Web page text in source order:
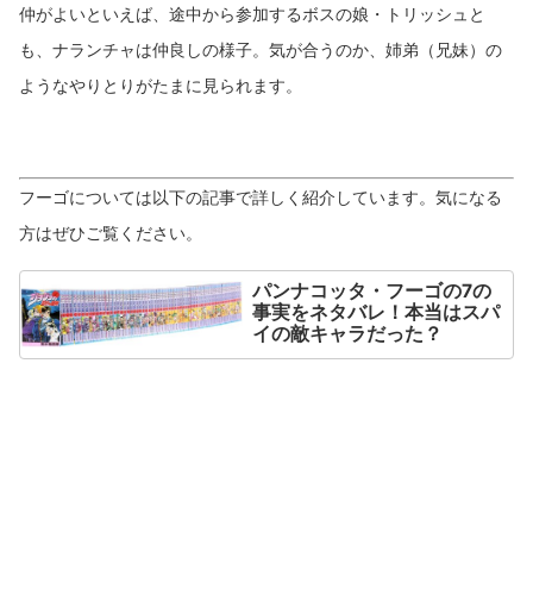
仲がよいといえば、途中から参加するボスの娘・トリッシュと
も、ナランチャは仲良しの様子。気が合うのか、姉弟（兄妹）の
ようなやりとりがたまに見られます。
フーゴについては以下の記事で詳しく紹介しています。気になる
方はぜひご覧ください。
パンナコッタ・フーゴの7の
事実をネタバレ！本当はスパ
イの敵キャラだった？